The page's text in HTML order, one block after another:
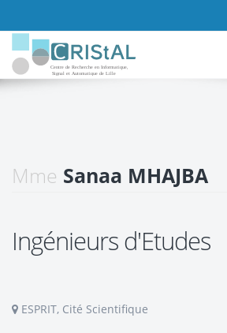
Mme Sanaa MHAJBA
Ingénieurs d'Etudes
ESPRIT, Cité Scientifique